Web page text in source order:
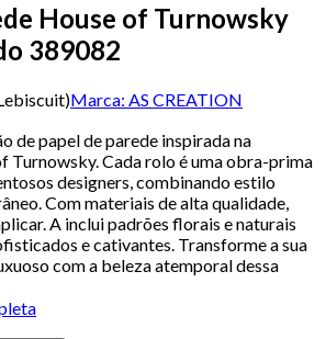
House of Turnowsky
389082
)Marca: AS CREATION
de papel de parede inspirada na
Turnowsky. Cada rolo é uma obra-prima
designers, combinando estilo
Com materiais de alta qualidade,
A inclui padrões florais e naturais
e cativantes. Transforme a sua
com a beleza atemporal dessa